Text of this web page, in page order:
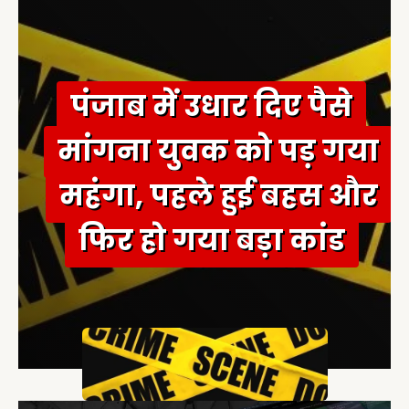
r
:
पंजाब में उधार दिए पैसे
मांगना युवक को पड़ गया
महंगा, पहले हुई बहस और
फिर हो गया बड़ा कांड